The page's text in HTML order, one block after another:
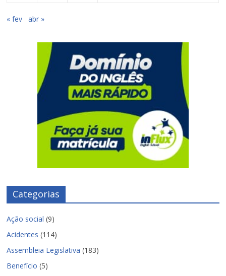
« fev abr »
Categorias
Ação social (9)
Acidentes (114)
Assembleia Legislativa (183)
Benefício (5)